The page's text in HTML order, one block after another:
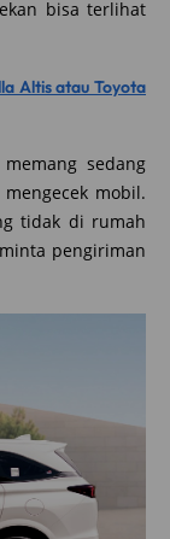
bisa terlihat
Altis atau Toyota
sedang
mobil.
tidak di rumah
pengiriman